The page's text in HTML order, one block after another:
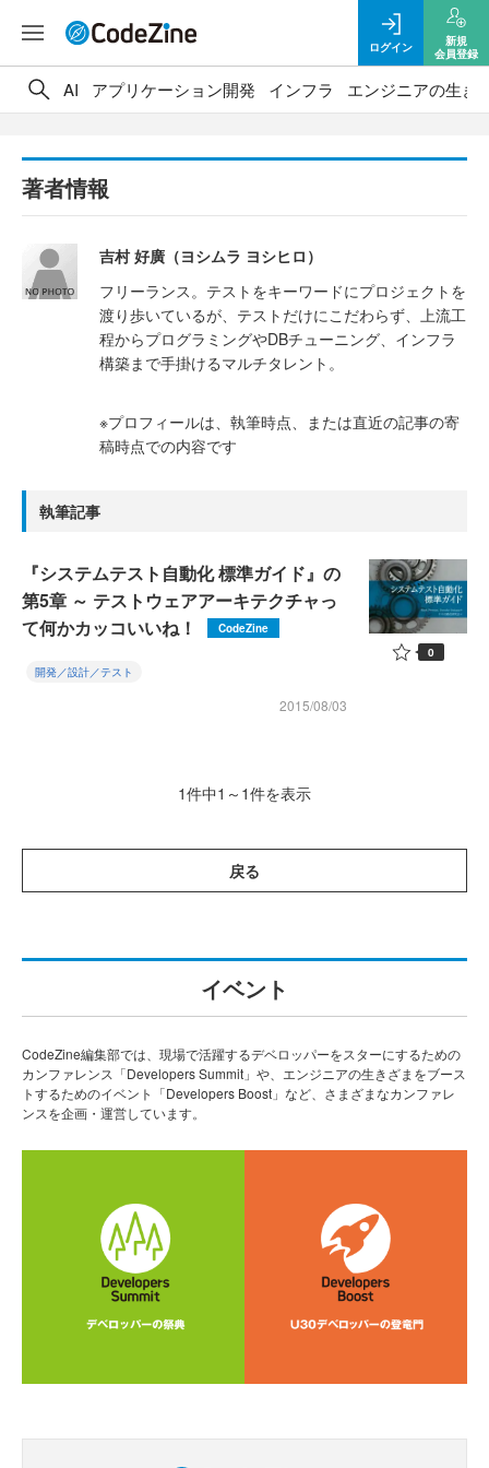
ログイン
新規
会員登録
AI アプリケーション開発 インフラ エンジニアの生き
著者情報
吉村 好廣（ヨシムラ ヨシヒロ）
フリーランス。テストをキーワードにプロジェクトを
渡り歩いているが、テストだけにこだわらず、上流工
程からプログラミングやDBチューニング、インフラ
構築まで手掛けるマルチタレント。
※プロフィールは、執筆時点、または直近の記事の寄
稿時点での内容です
執筆記事
『システムテスト自動化 標準ガイド』の
第5章 ～ テストウェアアーキテクチャっ
て何かカッコいいね！
CodeZine
開発／設計／テスト
2015/08/03
0
1件中1～1件を表示
戻る
イベント
CodeZine編集部では、現場で活躍するデベロッパーをスターにするための
カンファレンス「Developers Summit」や、エンジニアの生きざまをブース
トするためのイベント「Developers Boost」など、さまざまなカンファレ
ンスを企画・運営しています。